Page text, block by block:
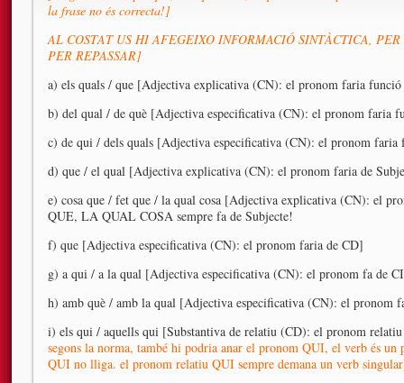
la frase no és correcta!]
AL COSTAT US HI AFEGEIXO INFORMACIÓ SINTÀCTICA,
PER REPASSAR]
a) els quals / que [Adjectiva explicativa (CN): el pronom faria funció
b) del qual / de què [Adjectiva especificativa (CN): el pronom faria
c) de qui / dels quals [Adjectiva especificativa (CN): el pronom faria
d) que / el qual [Adjectiva explicativa (CN): el pronom faria de
e) cosa que / fet que / la qual cosa [Adjectiva explicativa (CN): el
QUE, LA QUAL COSA sempre fa de Subjecte!
f) que [Adjectiva especificativa (CN): el pronom faria de CD]
g) a qui / a la qual [Adjectiva especificativa (CN): el pronom fa de
h) amb què / amb la qual [Adjectiva especificativa (CN): el pronom
i) els qui / aquells qui [Substantiva de relatiu (CD): el pronom
segons la norma, també hi podria anar el pronom QUI, el verb és
QUI no lliga. el pronom relatiu QUI sempre demana un verb